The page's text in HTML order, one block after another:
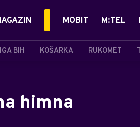
BIH KOŠARKA RUKOMET
MOBIT M:TEL
himna